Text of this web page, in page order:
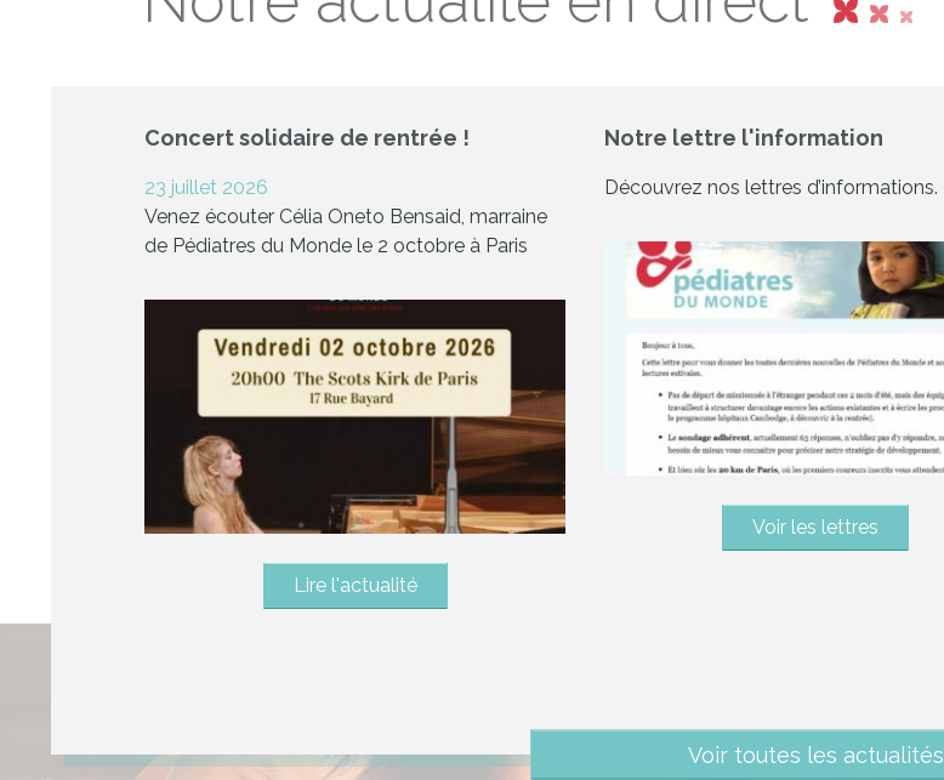
Concert solidaire de rentrée !
23 juillet 2026
Venez écouter Célia Oneto Bensaid, marraine
de Pédiatres du Monde le 2 octobre à Paris
Lire l'actualité
Notre lettre l'information
Découvrez nos lettres d’informations.
Voir les lettres
Voir toutes les actualités